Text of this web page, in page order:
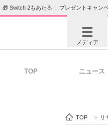
🎁 Switch 2もあたる！ プレゼントキャン
メディア
TOP ニュース
TOP > リ